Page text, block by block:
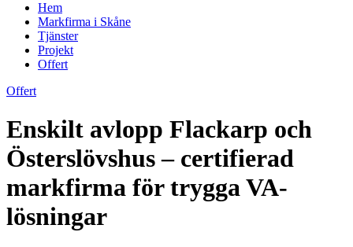
Hem
Markfirma i Skåne
Tjänster
Projekt
Offert
Offert
Enskilt avlopp Flackarp och
Österslövshus – certifierad
markfirma för trygga VA-
lösningar